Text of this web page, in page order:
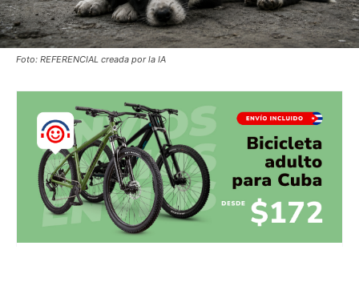
Foto: REFERENCIAL creada por la IA